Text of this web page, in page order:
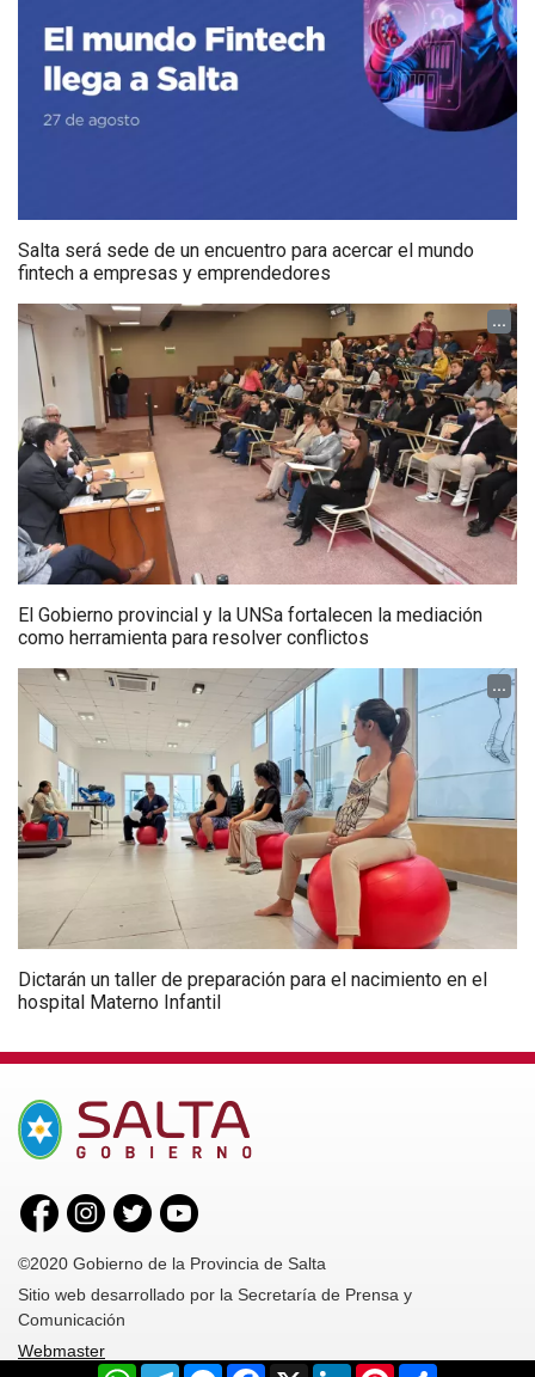
Salta será sede de un encuentro para acercar el mundo
fintech a empresas y emprendedores
...
El Gobierno provincial y la UNSa fortalecen la mediación
como herramienta para resolver conflictos
...
Dictarán un taller de preparación para el nacimiento en el
hospital Materno Infantil
©2020 Gobierno de la Provincia de Salta
Sitio web desarrollado por la Secretaría de Prensa y
Comunicación
Webmaster